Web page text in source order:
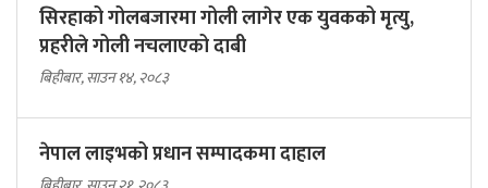
सिरहाको गोलबजारमा गोली लागेर एक युवकको मृत्यु,
प्रहरीले गोली नचलाएको दाबी
बिहीबार, साउन १४, २०८३
नेपाल लाइभको प्रधान सम्पादकमा दाहाल